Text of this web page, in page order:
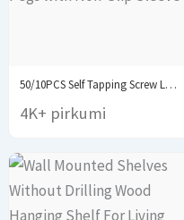
50/10PCS Self Tapping Screw Layer Plate Holder Wardrobe...
4K+ pirkumi